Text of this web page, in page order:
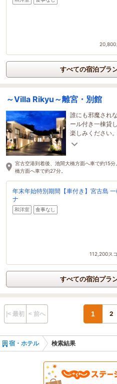
20,800
すべての宿泊プラ
～Villa Rikyu～離宮・別館
誰にも邪魔され
ール付き一棟貸
楽しみください
移動も観光も、
宮古空港到着後、池間大橋方面へ車で約15
橋方面へ車で約27分。
年末年始特別期間【車付き】宮古島
ナ
和洋室 食事なし
112,200ス
すべての宿泊プラ
|< 最初 < 前へ 1 2
宿・ホテル 検索結果